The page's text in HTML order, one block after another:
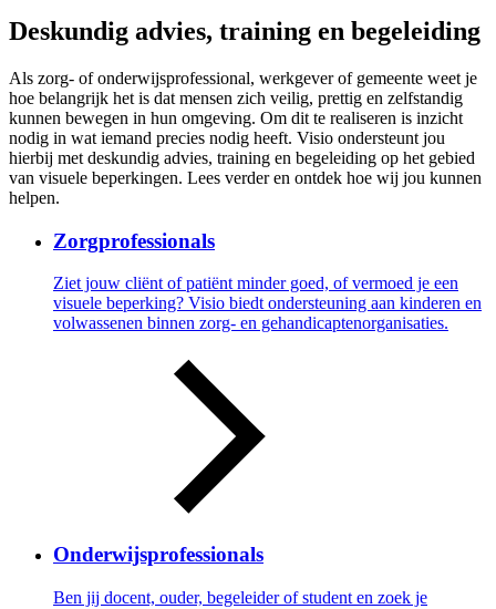
Deskundig advies, training en begeleiding
Als zorg- of onderwijsprofessional, werkgever of gemeente weet je
hoe belangrijk het is dat mensen zich veilig, prettig en zelfstandig
kunnen bewegen in hun omgeving. Om dit te realiseren is inzicht
nodig in wat iemand precies nodig heeft. Visio ondersteunt jou
hierbij met deskundig advies, training en begeleiding op het gebied
van visuele beperkingen. Lees verder en ontdek hoe wij jou kunnen
helpen.
Zorgprofessionals
Ziet jouw cliënt of patiënt minder goed, of vermoed je een
visuele beperking? Visio biedt ondersteuning aan kinderen en
volwassenen binnen zorg- en gehandicaptenorganisaties.
Onderwijsprofessionals
Ben jij docent, ouder, begeleider of student en zoek je